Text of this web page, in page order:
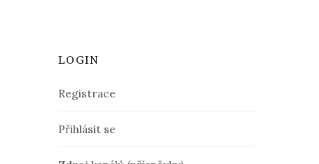
LOGIN
Registrace
Přihlásit se